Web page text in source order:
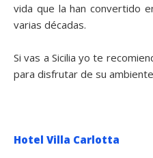
vida que la han convertido
varias décadas.
Si vas a Sicilia yo te
para disfrutar de su
Hotel Villa Carlotta